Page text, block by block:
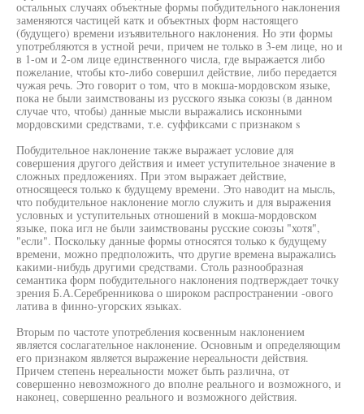
остальных случаях объектные формы побудительного наклонения
заменяются частицей катк и объектных форм настоящего
(будущего) времени изъявительного наклонения. Но эти формы
употребляются в устной речи, причем не только в 3-ем лице, но и
в 1-ом и 2-ом лице единственного числа, где выражается либо
пожелание, чтобы кто-либо совершил действие, либо передается
чужая речь. Это говорит о том, что в мокша-мордовском языке,
пока не были заимствованы из русского языка союзы (в данном
случае что, чтобы) данные мысли выражались исконными
мордовскими средствами, т.е. суффиксами с признаком s
Побудительное наклонение также выражает условие для
совершения другого действия и имеет уступительное значение в
сложных предложениях. При этом выражает действие,
относящееся только к будущему времени. Это наводит на мысль,
что побудительное наклонение могло служить и для выражения
условных и уступительных отношений в мокша-мордовском
языке, пока игл не были заимствованы русские союзы "хотя",
"если". Поскольку данные формы относятся только к будущему
времени, можно предположить, что другие времена выражались
какими-нибудь другими средствами. Столь разнообразная
семантика форм побудительного наклонения подтверждает точку
зрения Б.А.Серебренникова о широком распространении -ового
латива в финно-угорских языках.
Вторым по частоте употребления косвенным наклонением
является сослагательное наклонение. Основным и определяющим
его признаком является выражение нереальности действия.
Причем степень нереальности может быть различна, от
совершенно невозможного до вполне реального и возможного, и
наконец, совершенно реального и возможного действия.